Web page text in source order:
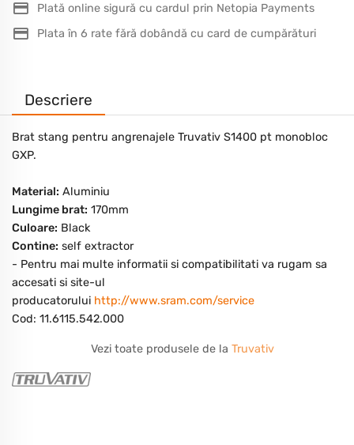
Plată online sigură cu cardul prin Netopia Payments
Plata în 6 rate fără dobândă cu card de cumpărături
Descriere
Brat stang pentru angrenajele Truvativ S1400 pt monobloc
GXP.
Material: Aluminiu
Lungime brat: 170mm
Culoare: Black
Contine: self extractor
- Pentru mai multe informatii si compatibilitati va rugam sa
accesati si site-ul
producatorului http://www.sram.com/service
Cod: 11.6115.542.000
Vezi toate produsele de la Truvativ